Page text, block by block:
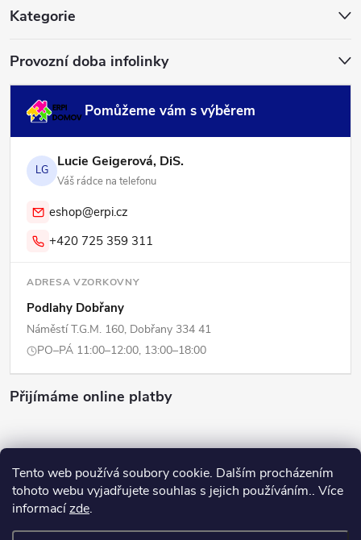
Tento web používá soubory cookie. Dalším procházením
tohoto webu vyjadřujete souhlas s jejich používáním.. Více
informacízde.
Kategorie
Provozní doba infolinky
Pomůžeme vám s výběrem
LG Lucie Geigerová, DiS.
Váš rádce na telefonu
eshop@erpi.cz
+420 725 359 311
ADRESA VZORKOVNY
Podlahy Dobřany
Náměstí T.G.M. 160, Dobřany 334 41
PO–PÁ 11:00–12:00, 13:00–18:00
Přijímáme online platby
Copyright 2026ERPI - Domov. Všechna práva vyhrazena.Upravit